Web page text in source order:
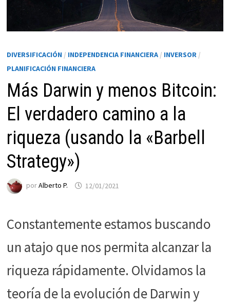
DIVERSIFICACIÓN / INDEPENDENCIA FINANCIERA/ INVERSOR/
PLANIFICACIÓN FINANCIERA
Más Darwin y menos Bitcoin:
El verdadero camino a la
riqueza (usando la «Barbell
Strategy»)
porAlberto P. 12/01/2021
Constantemente estamos buscando
un atajo que nos permita alcanzar la
riqueza rápidamente. Olvidamos la
teoría de la evolución de Darwin y
Necesarias
Estas
cookies no
opcionales.
Son
para que
funcione la
web.
Estadísticas
Para que